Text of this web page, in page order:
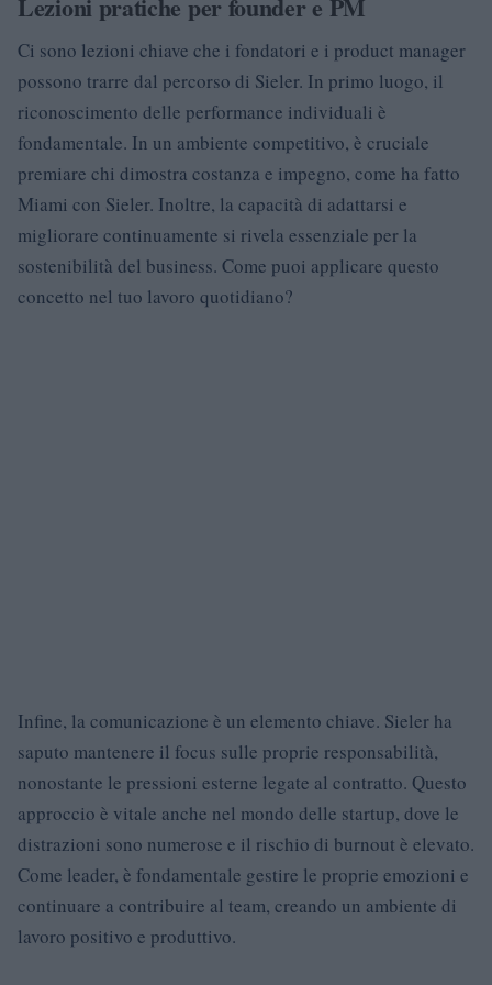
Ci sono lezioni chiave che i fondatori e i product manager
possono trarre dal percorso di Sieler. In primo luogo, il
riconoscimento delle performance individuali è
fondamentale. In un ambiente competitivo, è cruciale
premiare chi dimostra costanza e impegno, come ha fatto
Miami con Sieler. Inoltre, la capacità di adattarsi e
migliorare continuamente si rivela essenziale per la
sostenibilità del business. Come puoi applicare questo
concetto nel tuo lavoro quotidiano?
Infine, la comunicazione è un elemento chiave. Sieler ha
saputo mantenere il focus sulle proprie responsabilità,
nonostante le pressioni esterne legate al contratto. Questo
approccio è vitale anche nel mondo delle startup, dove le
distrazioni sono numerose e il rischio di burnout è elevato.
Come leader, è fondamentale gestire le proprie emozioni e
continuare a contribuire al team, creando un ambiente di
lavoro positivo e produttivo.